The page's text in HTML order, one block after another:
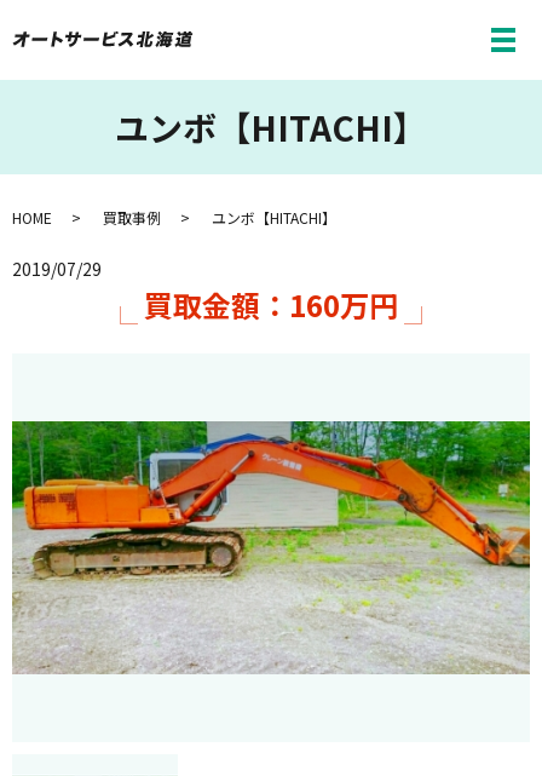
メ
ユンボ【HITACHI】
HOME 買取事例 ユンボ【HITACHI】
2019/07/29
買取金額：160万円